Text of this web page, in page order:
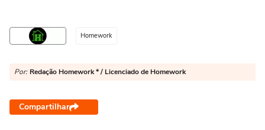
Homework
Por: Redação Homework * / Licenciado de Homework
Compartilhar